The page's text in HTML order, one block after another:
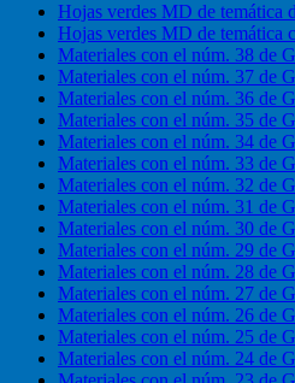
Hojas verdes MD de temática
Hojas verdes MD de temática
Materiales con el núm. 38 de
Materiales con el núm. 37 de
Materiales con el núm. 36 de
Materiales con el núm. 35 de
Materiales con el núm. 34 de
Materiales con el núm. 33 de
Materiales con el núm. 32 de
Materiales con el núm. 31 de
Materiales con el núm. 30 de
Materiales con el núm. 29 de
Materiales con el núm. 28 de
Materiales con el núm. 27 de
Materiales con el núm. 26 de
Materiales con el núm. 25 de
Materiales con el núm. 24 de